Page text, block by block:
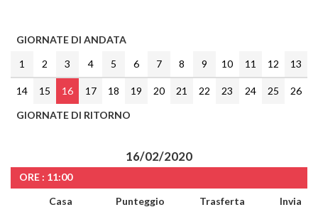
GIORNATE DI ANDATA
1
2 3 4 5 6 7 8 9 10 11 12 13
14 15 16 17 18 19 20 21 22 23 24 25
26
GIORNATE DI RITORNO
16/02/2020
ORE : 11:00
Casa
Punteggio Trasferta Invia